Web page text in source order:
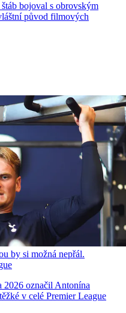
bojoval s obrovským
původ filmových
by si možná nepřál.
označil Antonína
v celé Premier League